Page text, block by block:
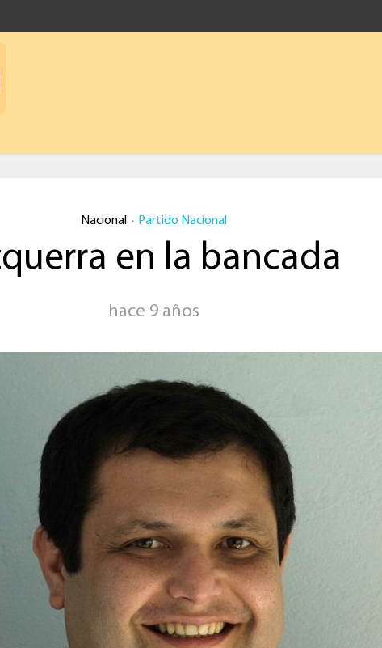
Nacional • Partido Nacional
en la bancada
hace 9 años